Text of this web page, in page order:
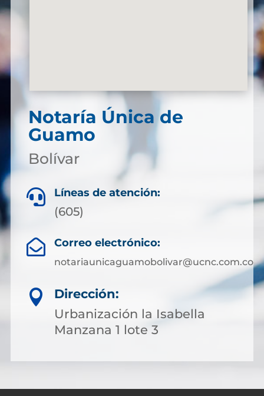
Notaría Única de
Guamo
Bolívar
 Líneas de atención:
(605)
 Correo electrónico:
notariaunicaguamobolivar@ucnc.com.co

Dirección:
Urbanización la Isabella
Manzana 1 lote 3